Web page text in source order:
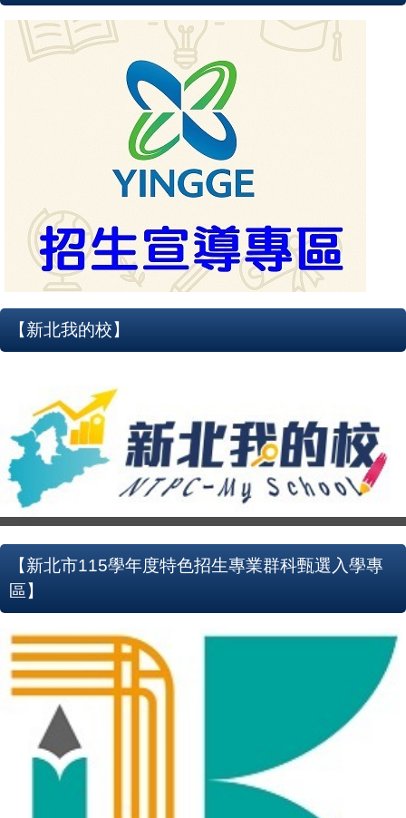
【新北我的校】
【新北市115學年度特色招生專業群科甄選入學專
區】